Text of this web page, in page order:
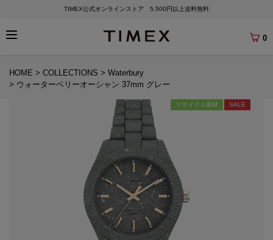
TIMEX公式オンラインストア 5,500円以上送料無料
0
HOME COLLECTIONS
Waterbury
ウォーターベリーオーシャン 37mm グレー
リサイクル素材 SALE